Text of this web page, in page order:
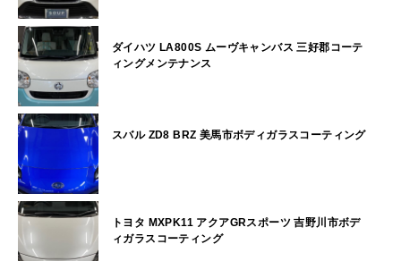
ダイハツ LA800S ムーヴキャンバス 三好郡コーテ
ィングメンテナンス
スバル ZD8 BRZ 美馬市ボディガラスコーティング
トヨタ MXPK11 アクアGRスポーツ 吉野川市ボデ
ィガラスコーティング